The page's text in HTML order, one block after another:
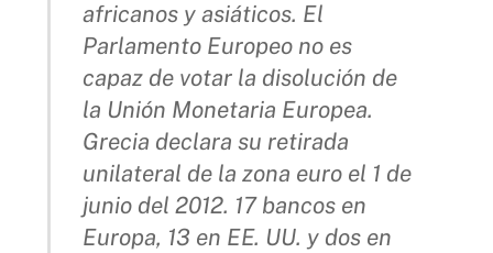
africanos y asiáticos. El
Parlamento Europeo no es
capaz de votar la disolución de
la Unión Monetaria Europea.
Grecia declara su retirada
unilateral de la zona euro el 1 de
junio del 2012. 17 bancos en
Europa, 13 en EE. UU. y dos en